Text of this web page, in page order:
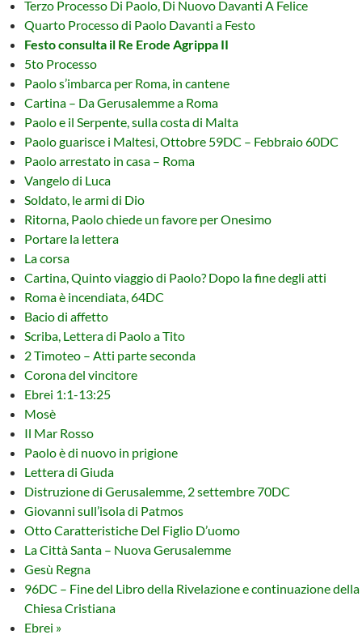
Terzo Processo Di Paolo, Di Nuovo Davanti A Felice
Quarto Processo di Paolo Davanti a Festo
Festo consulta il Re Erode Agrippa II
5to Processo
Paolo s’imbarca per Roma, in cantene
Cartina – Da Gerusalemme a Roma
Paolo e il Serpente, sulla costa di Malta
Paolo guarisce i Maltesi, Ottobre 59DC – Febbraio 60DC
Paolo arrestato in casa – Roma
Vangelo di Luca
Soldato, le armi di Dio
Ritorna, Paolo chiede un favore per Onesimo
Portare la lettera
La corsa
Cartina, Quinto viaggio di Paolo? Dopo la fine degli atti
Roma è incendiata, 64DC
Bacio di affetto
Scriba, Lettera di Paolo a Tito
2 Timoteo – Atti parte seconda
Corona del vincitore
Ebrei 1:1-13:25
Mosè
Il Mar Rosso
Paolo è di nuovo in prigione
Lettera di Giuda
Distruzione di Gerusalemme, 2 settembre 70DC
Giovanni sull’isola di Patmos
Otto Caratteristiche Del Figlio D’uomo
La Città Santa – Nuova Gerusalemme
Gesù Regna
96DC – Fine del Libro della Rivelazione e continuazione della
Chiesa Cristiana
Ebrei »